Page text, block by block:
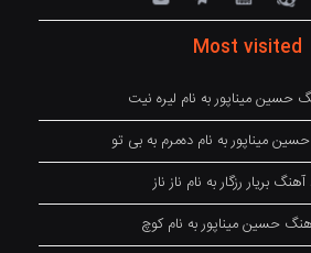
Most visited
حسین میناپور به نام لیره نیت
میناپور به نام دەمرم بە بی تو
آهنگ بریار رزگار به نام ناز ناز
حسین میناپور به نام کوچ